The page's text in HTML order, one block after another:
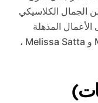
الجمال الكلاسيكي
المذهلة
في العصر الحديث مثل Martina Stella و Melissa Satta ،